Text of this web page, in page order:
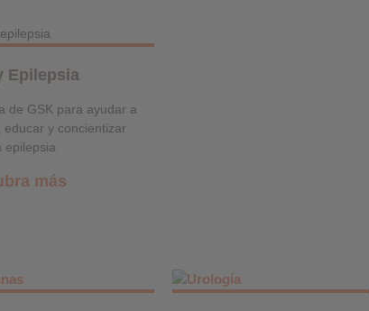
Epilepsia
de GSK para ayudar a
educar y concientizar
epilepsia
más